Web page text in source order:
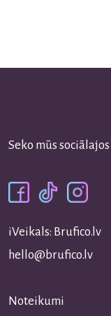
Seko mūs
iVeikals: Brufico.lv
hello@brufico.lv
Noteikumi